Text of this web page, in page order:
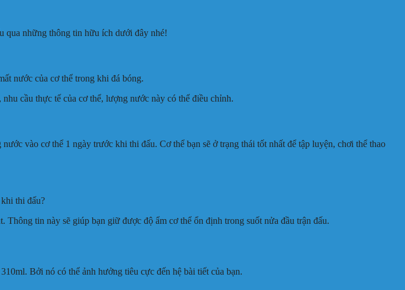
qua những thông tin hữu ích dưới đây nhé!
nước của cơ thể trong khi đá bóng.
cầu thực tế của cơ thể, lượng nước này có thể điều chỉnh.
vào cơ thể 1 ngày trước khi thi đấu. Cơ thể bạn sẽ ở trạng thái tốt nhất để tập luyện, chơi thể thao
thi đấu?
tin này sẽ giúp bạn giữ được độ ẩm cơ thể ổn định trong suốt nửa đầu trận đấu.
Bởi nó có thể ảnh hưởng tiêu cực đến hệ bài tiết của bạn.